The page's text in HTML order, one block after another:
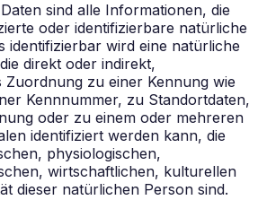
sind alle Informationen, die
oder identifizierbare natürliche
identifizierbar wird eine natürliche
direkt oder indirekt,
Zuordnung zu einer Kennung wie
Kennnummer, zu Standortdaten,
oder zu einem oder mehreren
identifiziert werden kann, die
physiologischen,
wirtschaftlichen, kulturellen
dieser natürlichen Person sind.